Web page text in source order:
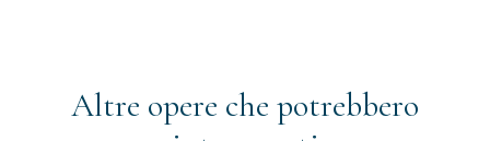
Altre opere che potrebbero